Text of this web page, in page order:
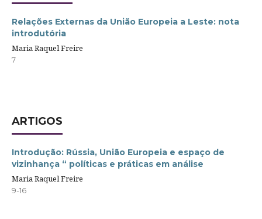
Relações Externas da União Europeia a Leste: nota
introdutória
Maria Raquel Freire
7
ARTIGOS
Introdução: Rússia, União Europeia e espaço de
vizinhança “ políticas e práticas em análise
Maria Raquel Freire
9-16